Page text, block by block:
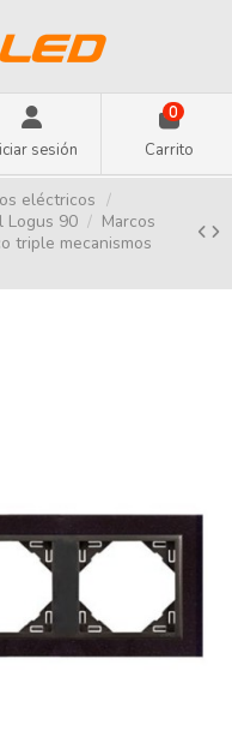
sesión
0
Carrito
eléctricos
Logus 90
Marcos
triple mecanismos